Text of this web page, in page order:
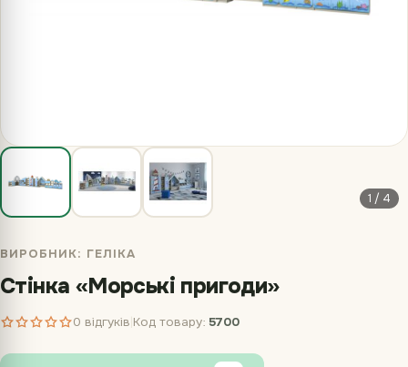
1 / 4
ВИРОБНИК: ГЕЛІКА
Стінка «Морські пригоди»
0 відгуків Код товару: 5700